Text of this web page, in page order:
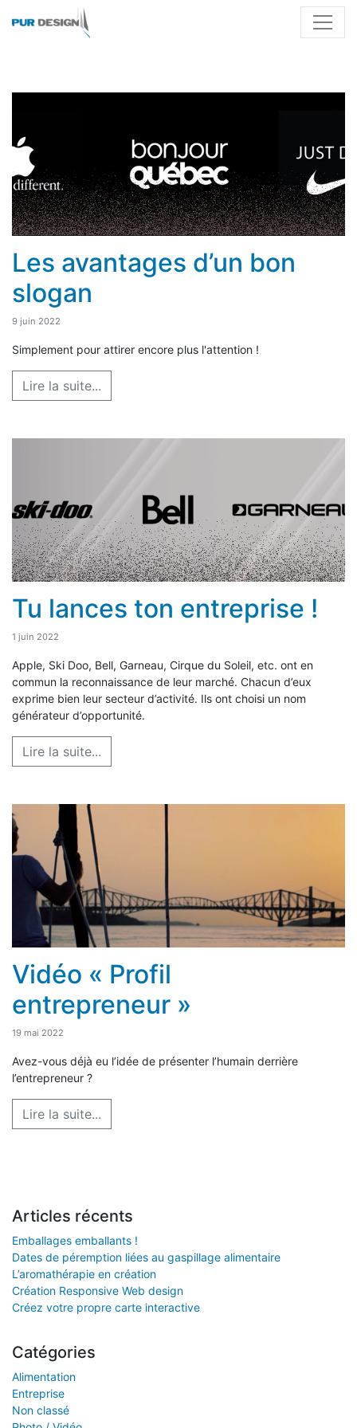
Les avantages d’un bon
slogan
9 juin 2022
Simplement pour attirer encore plus l'attention !
Lire la suite...
Tu lances ton entreprise !
1 juin 2022
Apple, Ski Doo, Bell, Garneau, Cirque du Soleil, etc. ont en
commun la reconnaissance de leur marché. Chacun d’eux
exprime bien leur secteur d’activité. Ils ont choisi un nom
générateur d’opportunité.
Lire la suite...
Vidéo « Profil
entrepreneur »
19 mai 2022
Avez-vous déjà eu l’idée de présenter l’humain derrière
l’entrepreneur ?
Lire la suite...
Articles récents
Emballages emballants !
Dates de péremption liées au gaspillage alimentaire
L’aromathérapie en création
Création Responsive Web design
Créez votre propre carte interactive
Catégories
Alimentation
Entreprise
Non classé